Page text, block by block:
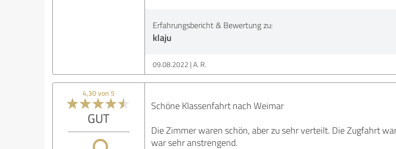
Erfahrungsbericht & Bewertung zu:
klaju
09.08.2022 A. R.
4,30 von 5
GUT
Schöne Klassenfahrt nach Weimar
Die Zimmer waren schön, aber zu sehr verteilt. Die Zugfahrt
war sehr anstrengend.